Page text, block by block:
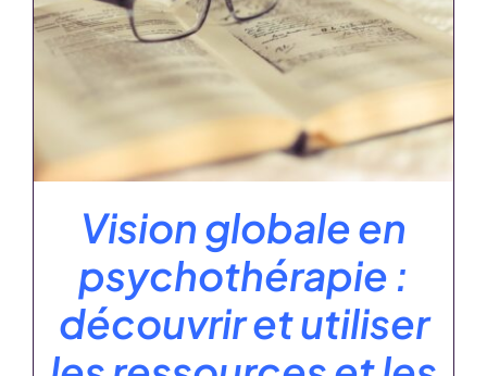
Vision globale en
psychothérapie :
découvrir et utiliser